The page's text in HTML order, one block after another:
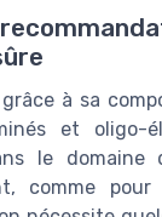
à sa
et oligo-
le domaine
comme